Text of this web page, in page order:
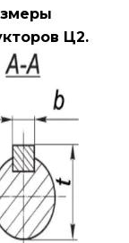
Ц2.